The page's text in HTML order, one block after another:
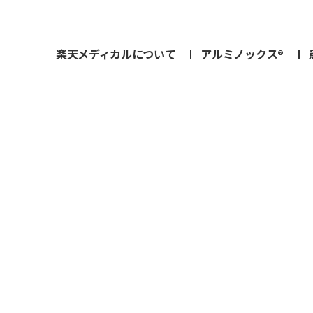
楽天メディカルについて アルミノックス®